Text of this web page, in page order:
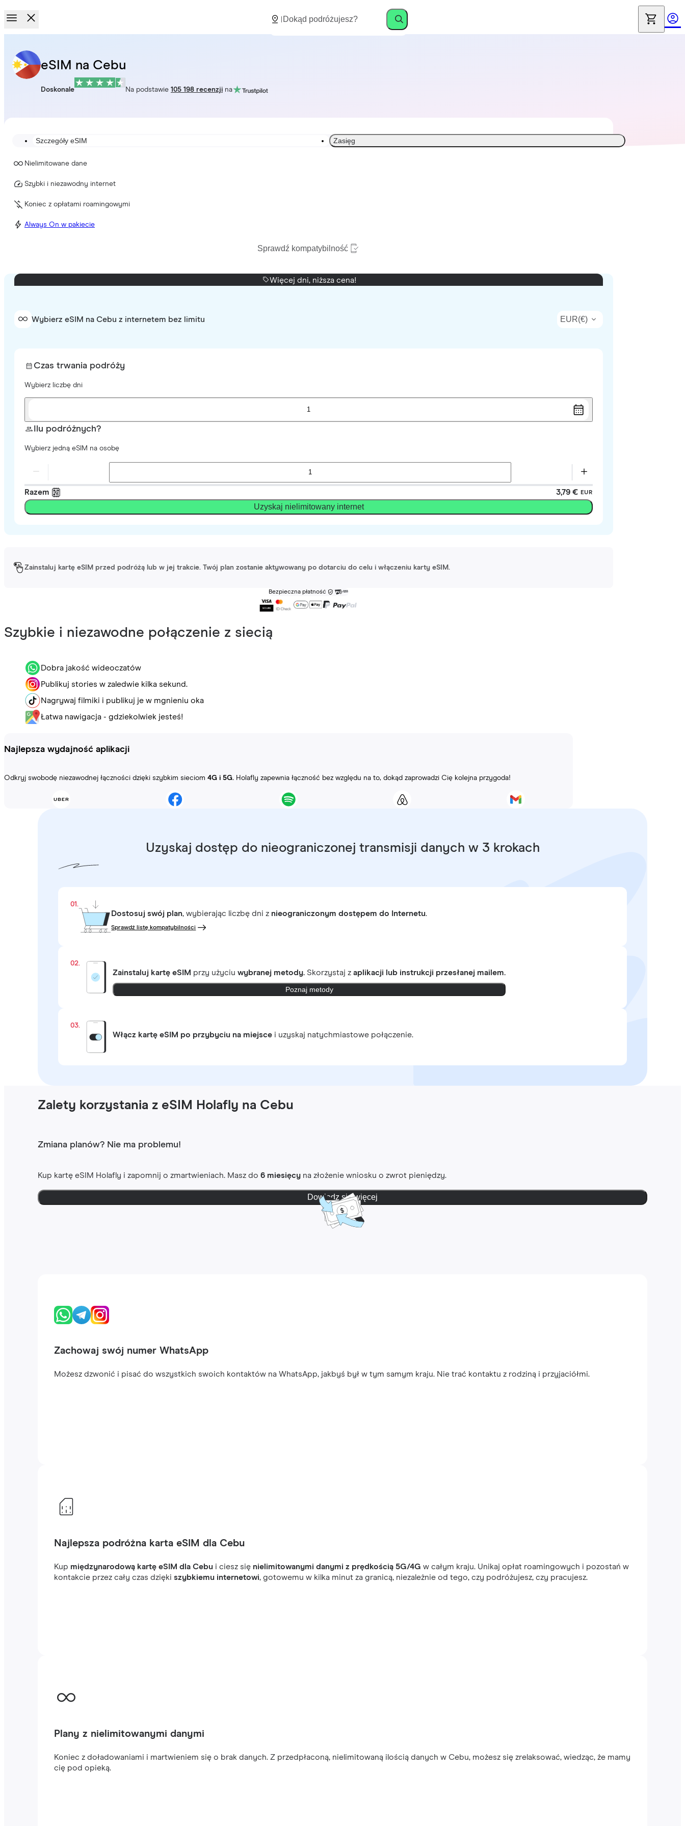
eSIM na Cebu
Doskonale Na podstawie 105 198 recenzji na
Szczegóły eSIM Zasięg
Nielimitowane dane
Szybki i niezawodny internet
Koniec z opłatami roamingowymi
Always On w pakiecie
Sprawdź kompatybilność
Więcej dni, niższa cena!
Wybierz eSIM na Cebu z internetem bez limitu EUR(€)
Czas trwania podróży
Wybierz liczbę dni
1
Ilu podróżnych?
Wybierz jedną eSIM na osobę
Razem 3,79 € EUR
Uzyskaj nielimitowany internet
Zainstaluj kartę eSIM przed podróżą lub w jej trakcie. Twój plan zostanie aktywowany po dotarciu do celu i włączeniu karty eSIM.
Bezpieczna płatność
Szybkie i niezawodne połączenie z siecią
Dobra jakość wideoczatów
Publikuj stories w zaledwie kilka sekund.
Nagrywaj filmiki i publikuj je w mgnieniu oka
Łatwa nawigacja - gdziekolwiek jesteś!
Najlepsza wydajność aplikacji
Odkryj swobodę niezawodnej łączności dzięki szybkim sieciom 4G i 5G. Holafly zapewnia łączność bez względu na to, dokąd zaprowadzi Cię kolejna przygoda!
Uzyskaj dostęp do nieograniczonej transmisji danych w 3 krokach
01.
Dostosuj swój plan, wybierając liczbę dni z nieograniczonym dostępem do Internetu.
Sprawdź listę kompatybilności
02.
Zainstaluj kartę eSIM przy użyciuwybranej metody. Skorzystaj zaplikacji lub instrukcji przesłanej mailem.
Poznaj metody
03.
Włącz kartę eSIM po przybyciu na miejsce i uzyskaj natychmiastowe połączenie.
Zalety korzystania z eSIM Holafly na Cebu
Zmiana planów? Nie ma problemu!
Kup kartę eSIM Holafly i zapomnij o zmartwieniach. Masz do6 miesięcy na złożenie wniosku o zwrot pieniędzy.
Dowiedz się więcej
Zachowaj swój numer WhatsApp
Możesz dzwonić i pisać do wszystkich swoich kontaktów na WhatsApp, jakbyś był w tym samym kraju. Nie trać kontaktu z rodziną i przyjaciółmi.
Najlepsza podróżna karta eSIM dla Cebu
Kup międzynarodową kartę eSIM dla Cebu i ciesz się nielimitowanymi danymi z prędkością 5G/4G w całym kraju. Unikaj opłat roamingowych i pozostań w
kontakcie przez cały czas dziękiszybkiemu internetowi, gotowemu w kilka minut za granicą, niezależnie od tego, czy podróżujesz, czy pracujesz.
Plany z nielimitowanymi danymi
Koniec z doładowaniami i martwieniem się o brak danych. Z przedpłaconą, nielimitowaną ilością danych w Cebu, możesz się zrelaksować, wiedząc, że mamy
cię pod opieką.